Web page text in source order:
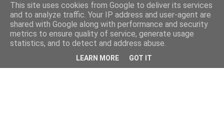
This site uses cookies from Google to deliver its services
and to analyze traffic. Your IP address and user-agent are
shared with Google along with performance and security
metrics to ensure quality of service, generate usage
statistics, and to detect and address abuse.
LEARN MORE GOT IT